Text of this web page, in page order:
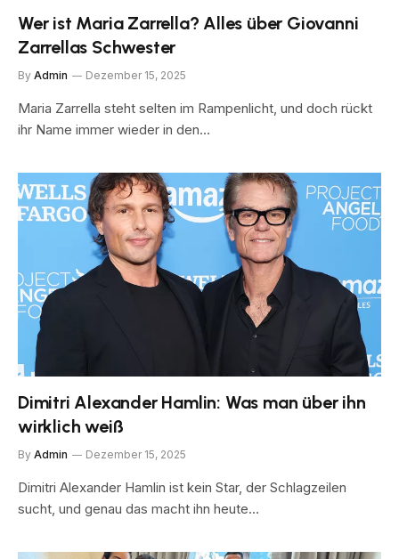
Wer ist Maria Zarrella? Alles über Giovanni
Zarrellas Schwester
By Admin Dezember 15, 2025
Maria Zarrella steht selten im Rampenlicht, und doch rückt
ihr Name immer wieder in den…
Dimitri Alexander Hamlin: Was man über ihn
wirklich weiß
By Admin Dezember 15, 2025
Dimitri Alexander Hamlin ist kein Star, der Schlagzeilen
sucht, und genau das macht ihn heute…